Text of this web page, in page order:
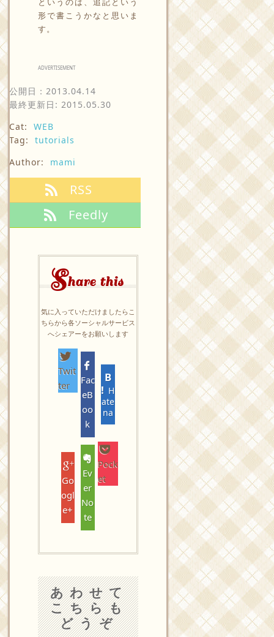
形で書こうかなと思いま
す。
ADVERTISEMENT
公開日： 2013.04.14
最終更新日: 2015.05.30
Cat:
WEB
Tag:
tutorials
Author:
mami
RSS
Feedly
Share this
気に入っていただけましたらこ
ちらから各ソーシャルサービス
へシェアーをお願いします
Twit
ter
Fac
eB
oo
k
H
ate
na
Go
ogl
e+
Ev
er
No
te
Pock
et
あわせて
こちらも
どうぞ